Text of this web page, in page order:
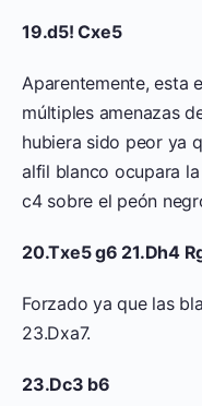
19.d5! Cxe5
Aparentemente, esta
múltiples amenazas
hubiera sido peor ya
alfil blanco ocupara
c4 sobre el peón
20.Txe5 g6 21.Dh4
Forzado ya que las
23.Dxa7.
23.Dc3 b6